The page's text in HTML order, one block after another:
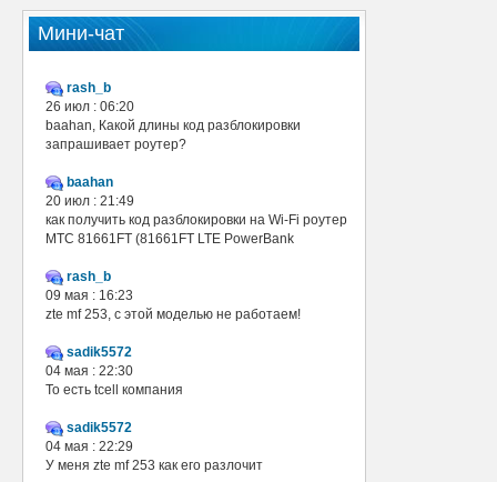
Мини-чат
rash_b
26 июл : 06:20
baahan, Какой длины код разблокировки
запрашивает роутер?
baahan
20 июл : 21:49
как получить код разблокировки на Wi-Fi роутер
МТС 81661FT (81661FT LTE PowerBank
rash_b
09 мая : 16:23
zte mf 253, с этой моделью не работаем!
sadik5572
04 мая : 22:30
То есть tcell компания
sadik5572
04 мая : 22:29
У меня zte mf 253 как его разлочит